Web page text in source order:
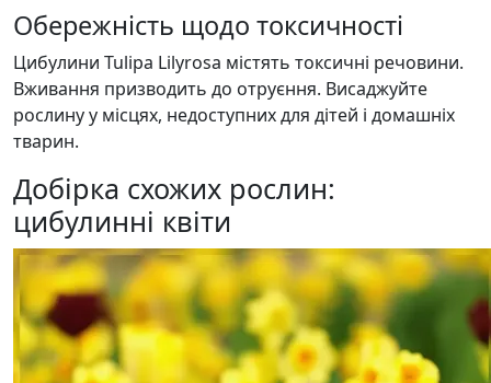
Обережність щодо токсичності
Цибулини Tulipa Lilyrosa містять токсичні речовини.
Вживання призводить до отруєння. Висаджуйте
рослину у місцях, недоступних для дітей і домашніх
тварин.
Добірка схожих рослин:
цибулинні квіти